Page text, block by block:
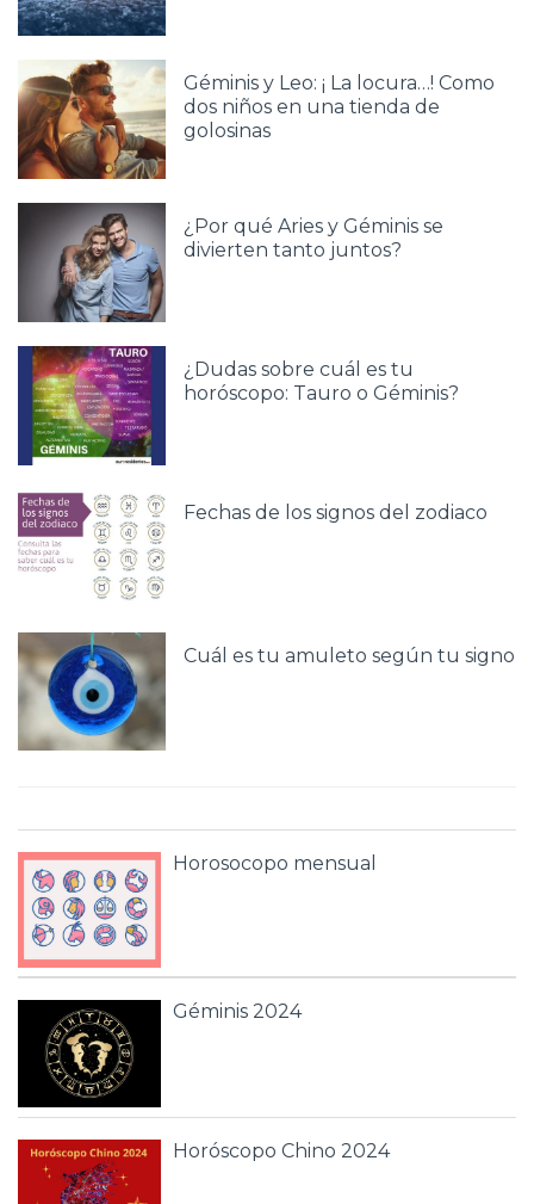
Géminis y Leo: ¡ La locura…! Como
dos niños en una tienda de
golosinas
¿Por qué Aries y Géminis se
divierten tanto juntos?
¿Dudas sobre cuál es tu
horóscopo: Tauro o Géminis?
Fechas de los signos del zodiaco
Cuál es tu amuleto según tu signo
Horosocopo mensual
Géminis 2024
Horóscopo Chino 2024